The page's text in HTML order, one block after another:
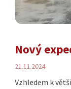
Nový
21.11.2024
Vzhledem k